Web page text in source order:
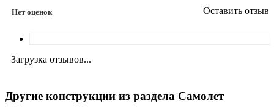
Нет оценок Оставить отзыв
Загрузка отзывов...
Другие конструкции из раздела Самолет